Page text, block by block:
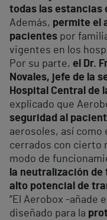
todas las estancias
Además, permite el
pacientes por
vigentes en los
Por su parte, el Dr.
Novales, jefe de la
Hospital Central de
explicado que
seguridad al
aerosoles, así
cerrados con cierto
modo de
la neutralización
alto potencial de
“El Aerobox -añade
diseñado para la